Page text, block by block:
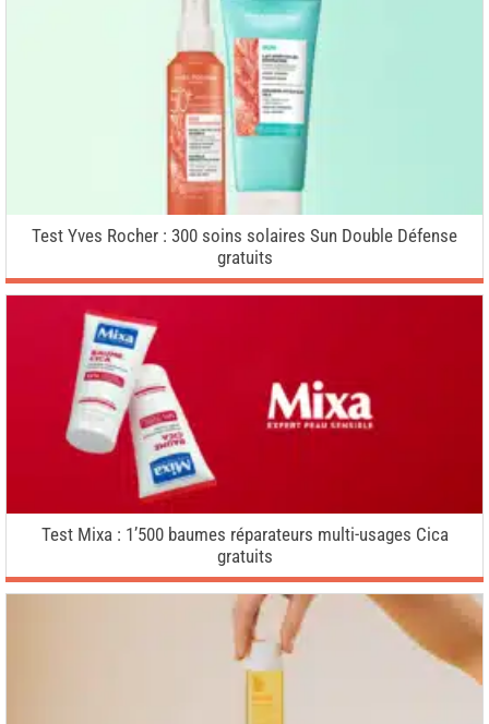
Test Yves Rocher : 300 soins solaires Sun Double Défense
gratuits
Test Mixa : 1’500 baumes réparateurs multi-usages Cica
gratuits